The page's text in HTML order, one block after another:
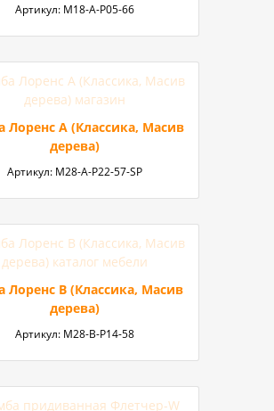
Артикул: М18-А-P05-66
Лоренс А (Классика, Масив
дерева)
Артикул: М28-А-Р22-57-SP
Лоренс В (Классика, Масив
дерева)
Артикул: М28-В-Р14-58